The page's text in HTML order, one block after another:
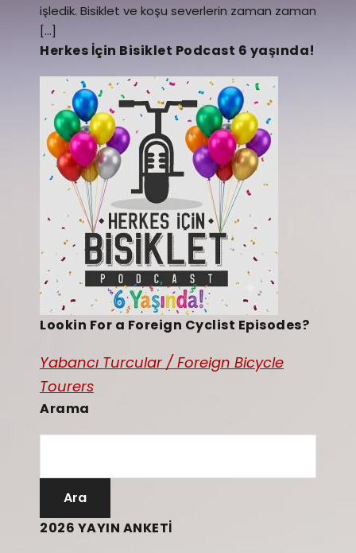
işledik. Bisiklet ve koşu severlerin zaman zaman
[…]
Herkes İçin Bisiklet Podcast 6 yaşında!
Lookin For a Foreign Cyclist Episodes?
Yabancı Turcular / Foreign Bicycle
Tourers
Arama
2026 YAYIN ANKETİ